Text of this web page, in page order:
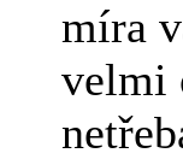
míra
velmi